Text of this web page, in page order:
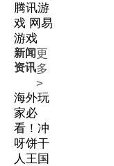
腾讯游
戏 网易
游戏
新闻
资讯
更
多
>
海外玩
家必
看！冲
呀饼干
人王国